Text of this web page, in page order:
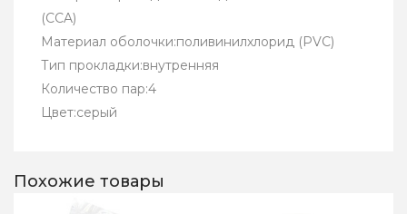
(CCA)
Материал оболочки:поливинилхлорид (PVC)
Тип прокладки:внутренняя
Количество пар:4
Цвет:серый
Похожие товары